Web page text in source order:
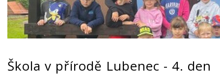
Škola v přírodě Lubenec - 4. den